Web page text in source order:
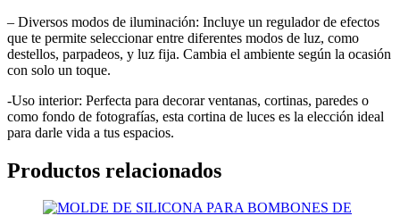
– Diversos modos de iluminación: Incluye un regulador de efectos
que te permite seleccionar entre diferentes modos de luz, como
destellos, parpadeos, y luz fija. Cambia el ambiente según la ocasión
con solo un toque.
-Uso interior: Perfecta para decorar ventanas, cortinas, paredes o
como fondo de fotografías, esta cortina de luces es la elección ideal
para darle vida a tus espacios.
Productos relacionados